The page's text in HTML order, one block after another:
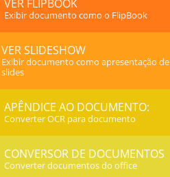
VER FLIPBOOK
Exibir documento como o FlipBook
VER SLIDESHOW
Exibir documento como apresentação de
slides
APÊNDICE AO DOCUMENTO:
Converter OCR para documento
CONVERSOR DE DOCUMENTOS
Converter documentos do office